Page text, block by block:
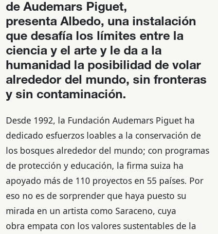
de Audemars Piguet,
presenta Albedo, una instalación
que desafía los límites entre la
ciencia y el arte y le da a la
humanidad la posibilidad de volar
alrededor del mundo, sin fronteras
y sin contaminación.
Desde 1992, la Fundación Audemars Piguet ha
dedicado esfuerzos loables a la conservación de
los bosques alrededor del mundo; con programas
de protección y educación, la firma suiza ha
apoyado más de 110 proyectos en 55 países. Por
eso no es de sorprender que haya puesto su
mirada en un artista como Saraceno, cuya
obra empata con los valores sustentables de la